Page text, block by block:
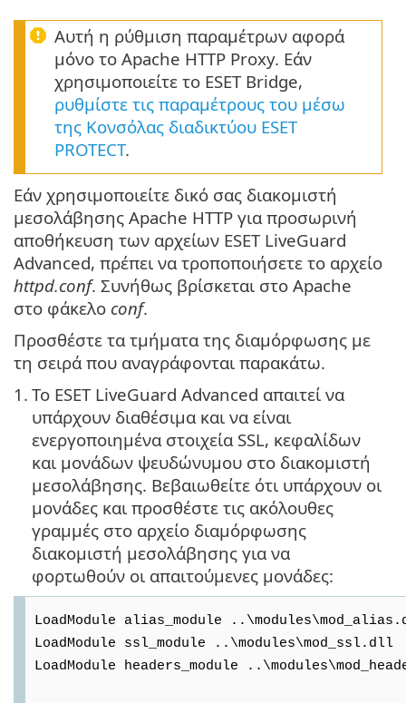
Αυτή η ρύθμιση παραμέτρων αφορά
μόνο το Apache HTTP Proxy. Εάν
χρησιμοποιείτε το ESET Bridge,
ρυθμίστε τις παραμέτρους του μέσω
της Κονσόλας διαδικτύου ESET
PROTECT.
Εάν χρησιμοποιείτε δικό σας διακομιστή
μεσολάβησης Apache HTTP για προσωρινή
αποθήκευση των αρχείων ESET LiveGuard
Advanced, πρέπει να τροποποιήσετε το αρχείο
httpd.conf. Συνήθως βρίσκεται στο Apache
στο φάκελο conf.
Προσθέστε τα τμήματα της διαμόρφωσης με
τη σειρά που αναγράφονται παρακάτω.
1. Το ESET LiveGuard Advanced απαιτεί να
υπάρχουν διαθέσιμα και να είναι
ενεργοποιημένα στοιχεία SSL, κεφαλίδων
και μονάδων ψευδώνυμου στο διακομιστή
μεσολάβησης. Βεβαιωθείτε ότι υπάρχουν οι
μονάδες και προσθέστε τις ακόλουθες
γραμμές στο αρχείο διαμόρφωσης
διακομιστή μεσολάβησης για να
φορτωθούν οι απαιτούμενες μονάδες:
LoadModule alias_module
LoadModule ssl_module ..\modules\mod_ssl.dll
LoadModule headers_module